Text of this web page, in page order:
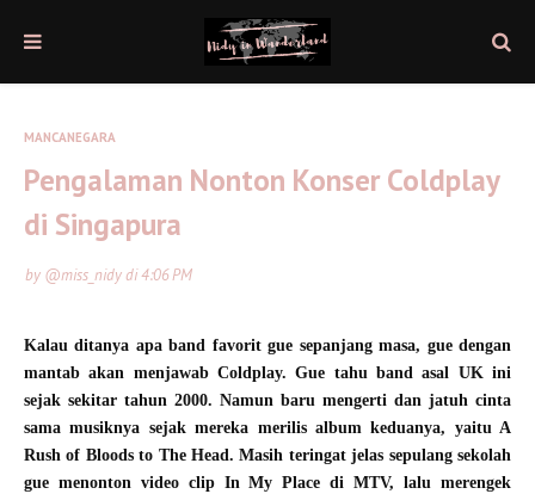
MANCANEGARA
Pengalaman Nonton Konser Coldplay
di Singapura
by @miss_nidydi4:06 PM
Kalau ditanya apa band favorit gue sepanjang masa, gue dengan
mantab akan menjawab Coldplay. Gue tahu band asal UK ini
sejak sekitar tahun 2000. Namun baru mengerti dan jatuh cinta
sama musiknya sejak mereka merilis album keduanya, yaitu A
Rush of Bloods to The Head. Masih teringat jelas sepulang sekolah
gue menonton video clip In My Place di MTV, lalu merengek